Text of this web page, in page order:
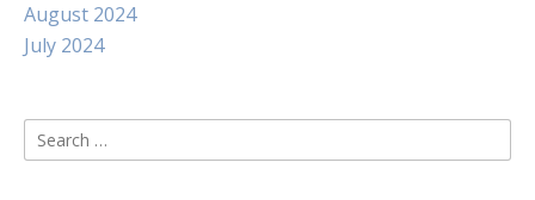
August 2024
July 2024
Search
for: